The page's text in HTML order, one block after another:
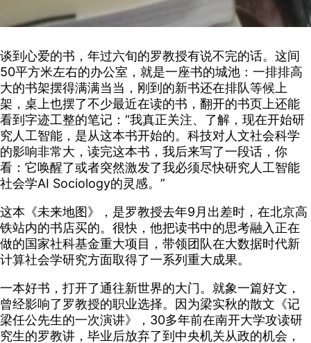
谈到心爱的书，年过六旬的罗教授有说不完的话。这间
50平方米左右的办公室，就是一座书的城池：一排排高
大的书架摆得满满当当，刚到的新书还在排队等候上
架，桌上也摆了不少最近在读的书，翻开的书页上还能
看到字迹工整的笔记：“我真正关注、了解，现在开始研
究人工智能，是从这本书开始的。科技对人文社会科学
的影响非常大，读完这本书，我后来写了一段话，你
看：它唤醒了或者突然激发了我必须尽快研究人工智能
社会学AI Sociology的灵感。”
这本《未来地图》，是罗教授去年9月出差时，在北京高
铁站内的书店买的。很快，他把读书中的思考融入正在
做的国家社科基金重大项目，带领团队在大数据时代新
计算社会学研究方面取得了一系列重大成果。
一本好书，打开了通往新世界的大门。就象一篇好文，
曾经影响了罗教授的职业选择。因为梁实秋的散文《记
梁任公先生的一次演讲》，30多年前在南开大学攻读研
究生的罗教讲，毕业后放弃了到中央机关从政的机会，